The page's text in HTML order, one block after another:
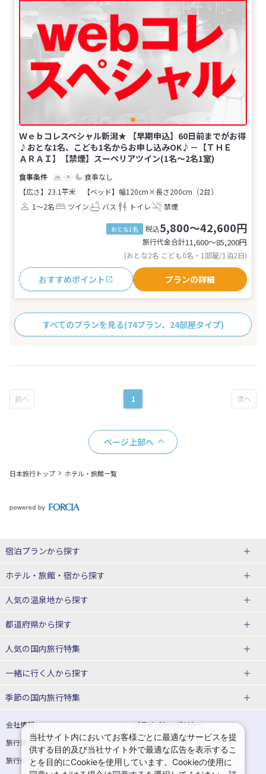
Ｗｅｂコレスペシャル新潟★ 【早期申込】60日前までがお得
♪おとな1名、こども1名からお申し込みOK♪－【ＴＨＥ
ＡＲＡＩ】【禁煙】スーペリアツイン(1名～2名1室)
食事なし
【広さ】23.1平米
【ベッド】幅120cm×長さ200cm（2台）
1～2名
ツイン バス トイレ 禁煙
おとな1名 税込5,800～42,600円
旅行代金合計11,600〜85,200円
(おとな2名 こども0名・1部屋/1泊2日)
おすすめポイント プランの詳細
すべてのプランを見る(74プラン、24部屋タイプ)
1
ページ上部へ
日本旅行トップ ホテル・旅館一覧
宿泊プランから探す
北海道
東北
青森県
宮城県
山形県
関東
埼玉県 千葉県
茨城県 栃木県
ホテル・旅館・宿から探す
北海道ホテル・旅館
青森県ホテル・旅館
宮城県ホテル・旅館
山形県ホテル・旅館
東京都ホテル・旅館 神奈川県ホテル・旅館
埼玉県ホテル・旅館 千葉県ホテル・旅館
人気の温泉地から探す
北海道
湯の川温泉(北海道)
十勝川温泉(北海道)
洞爺湖温泉(北海道)
層雲峡温泉(北海道)
東北
花巻温泉(岩手) 蔵王温泉(山形)
都道府県から探す
北海道旅行・ツアー
東北
青森旅行・ツアー 岩手旅行・ツアー
宮城旅行・ツアー 秋田旅行・ツアー
山形旅行・ツアー 福島旅行・ツアー
人気の国内旅行特集
東京ディズニーリゾート®への旅
ユニバーサル・スタジオ・ジャパ
一緒に行く人から探す
一人旅 国内版
カップル・夫婦旅行 国内版 女子旅 国内版
卒業旅行・学生旅行 国内版
季節の国内旅行特集
桜・お花見特集
ゴールデンウィーク（GW）の国内
旅行
夏休み・お盆の国内旅行 7月の国内旅行
会社情報
プライバシーポリシー
旅行業登録票・約款
規約集
旅行条件書
商標について
当社サイト内においてお客様ごとに最適なサービスを提
供する目的及び当社サイト外で最適な広告を表示するこ
とを目的にCookieを使用しています。Cookieの使用に